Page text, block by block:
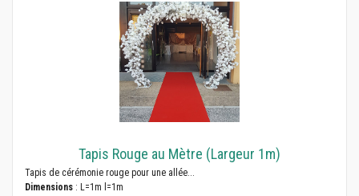
Tapis Rouge au Mètre (Largeur 1m)
Tapis de cérémonie rouge pour une allée...
Dimensions : L=1m l=1m